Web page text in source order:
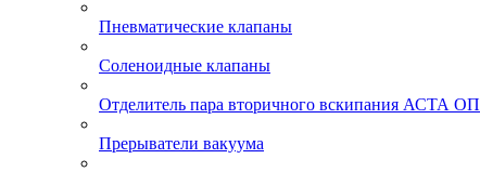
Пневматические клапаны
Соленоидные клапаны
Отделитель пара вторичного вскипания АСТА ОП
Прерыватели вакуума